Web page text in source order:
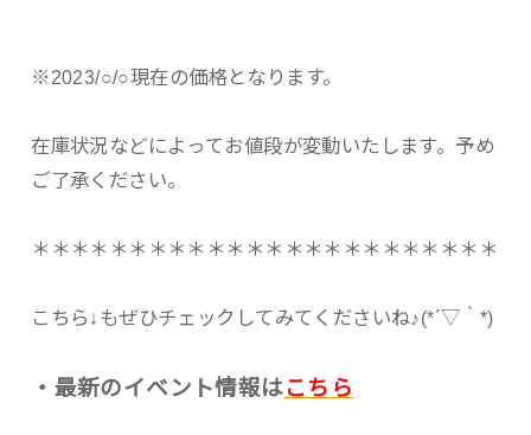
※2023/○/○現在の価格となります。
在庫状況などによってお値段が変動いたします。予め
ご了承ください。
＊＊＊＊＊＊＊＊＊＊＊＊＊＊＊＊＊＊＊＊＊＊＊＊
こちら↓もぜひチェックしてみてくださいね♪(*´▽｀*)
・最新のイベント情報はこちら